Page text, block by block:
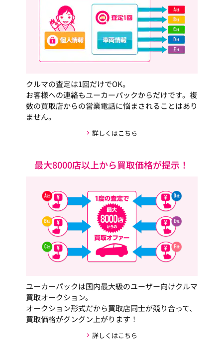
クルマの査定は1回だけでOK。
お客様への連絡もユーカーパックからだけです。複
数の買取店からの営業電話に悩まされることはあり
ません。
詳しくはこちら
最大8000店以上から買取価格が提示！
ユーカーパックは国内最大級のユーザー向けクルマ
買取オークション。
オークション形式だから買取店同士が競り合って、
買取価格がグングン上がります！
詳しくはこちら